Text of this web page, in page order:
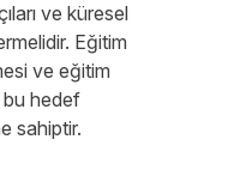
ve küresel
Eğitim
ve eğitim
bu hedef
sahiptir.